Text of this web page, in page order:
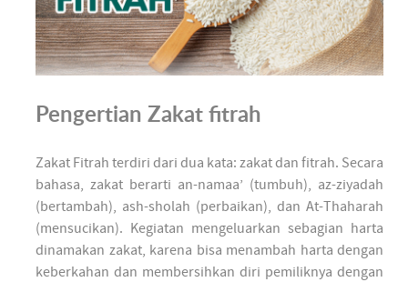
Pengertian Zakat fitrah
Zakat Fitrah terdiri dari dua kata: zakat dan fitrah. Secara
bahasa, zakat berarti an-namaa’ (tumbuh), az-ziyadah
(bertambah), ash-sholah (perbaikan), dan At-Thaharah
(mensucikan). Kegiatan mengeluarkan sebagian harta
dinamakan zakat, karena bisa menambah harta dengan
keberkahan dan membersihkan diri pemiliknya dengan